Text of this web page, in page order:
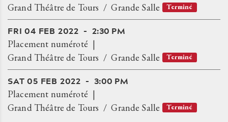
Grand Théâtre de Tours
Grande Salle Terminé
FRI 04 FEB 2022 2:30 PM
Placement numéroté
Grand Théâtre de Tours
Grande Salle Terminé
SAT 05 FEB 2022 3:00 PM
Placement numéroté
Grand Théâtre de Tours
Grande Salle Terminé